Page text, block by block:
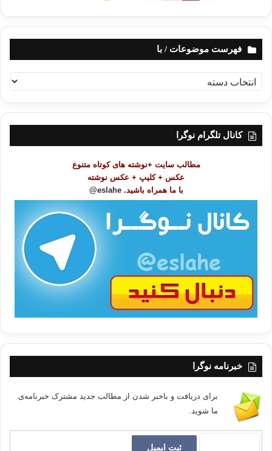
فهرست موضوعات / با
ه
ر
کانال تلگرام نوگرا
مطالب سایت +نوشته های کوتاه متنوع
عکس + کلیپ + عکس نوشته
با ما همراه باشید. eslahe@
خبرنامه نوگرا
برای دریافت و باخبر شدن از مطالب جدید مشترک خبرنامه‌ی
ما شوید.